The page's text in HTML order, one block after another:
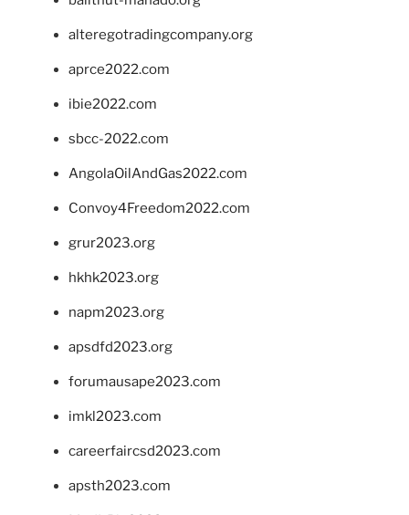
alteregotradingcompany.org
aprce2022.com
ibie2022.com
sbcc-2022.com
AngolaOilAndGas2022.com
Convoy4Freedom2022.com
grur2023.org
hkhk2023.org
napm2023.org
apsdfd2023.org
forumausape2023.com
imkl2023.com
careerfaircsd2023.com
apsth2023.com